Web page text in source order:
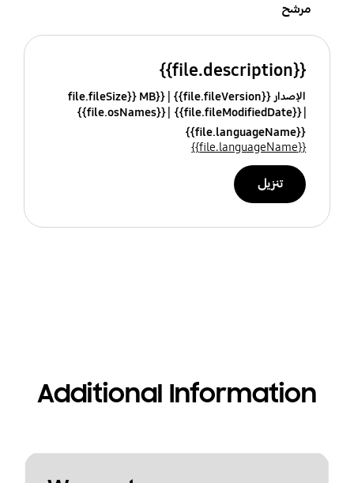
مرشح
{{file.description}}
الإصدار {{file.fileVersion}}
{{file.fileSize}} MB
{{file.fileModifiedDate}}
{{file.osNames}}
{{file.languageName}}
{{file.languageName}}
تنزيل
Additional Information